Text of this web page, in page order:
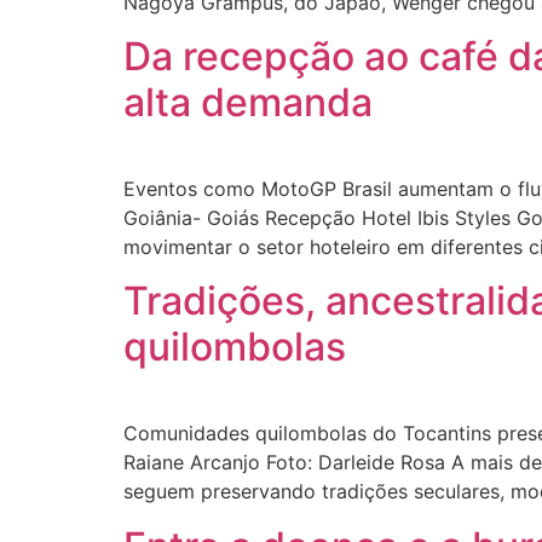
Da recepção ao café
alta demanda
Eventos como MotoGP Brasil aumentam o
Goiânia- Goiás Recepção Hotel Ibis Styles
movimentar o setor hoteleiro em diferentes
Tradições,
quilombolas
Comunidades quilombolas do Tocantins
Raiane Arcanjo Foto: Darleide Rosa A mais
seguem preservando tradições seculares,